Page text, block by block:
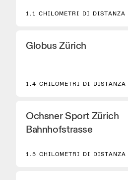
Sedi dove è possibile trovare
1.1 CHILOMETRI DI DISTANZA
Globus Zürich
1.4 CHILOMETRI DI DISTANZA
Ochsner Sport Zürich
Bahnhofstrasse
1.5 CHILOMETRI DI DISTANZA